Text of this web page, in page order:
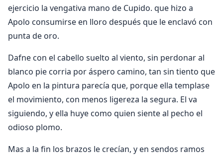
ejercicio la vengativa mano de Cupido. que hizo a
Apolo consumirse en lloro después que le enclavó con
punta de oro.
Dafne con el cabello suelto al viento, sin perdonar al
blanco pie corria por áspero camino, tan sin tiento que
Apolo en la pintura parecía que, porque ella templase
el movimiento, con menos ligereza la segura. El va
siguiendo, y ella huye como quien siente al pecho el
odioso plomo.
Mas a la fin los brazos le crecían, y en sendos ramos